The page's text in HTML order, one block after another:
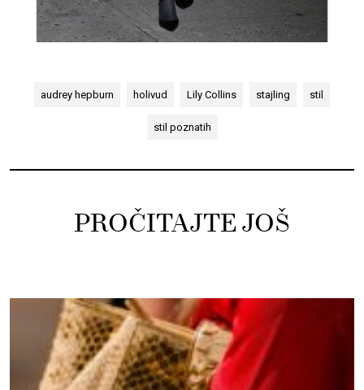
audrey hepburn holivud Lily Collins stajling stil
stil poznatih
PROČITAJTE JOŠ